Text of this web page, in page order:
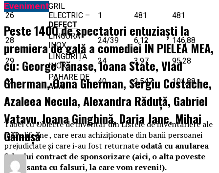
26
GRIL
ELECTRIC –
DEFECT
1 481 481
28
LINGURA
INOX
24/39 6,12 146,88
29
LINGURIȚĂ
INOX
24 3,97 95,28
33
PAHARE DE
APĂ
40 2,547 101,88
Tabel cu Obiecte de inventar din Listele de inventariere ale
lui Polifrone , care erau achiziționate din banii persoanei
prejudiciate și care i-au fost returnate odată cu anularea
falsului contract de sponsorizare (aici, o alta poveste
interesanta cu falsuri, la care vom reveni!).
Eveniment
Peste 1400 de spectatori entuziaști la
premiera de gală a comediei ÎN PIELEA MEA,
cu: George Tănase, Ioana State, Vlad
Gherman, Oana Gherman, Sergiu Costache,
Azaleea Necula, Alexandra Răduță, Gabriel
Vatavu, Ioana Ginghină, Daria Jane, Mihai
Găinușă